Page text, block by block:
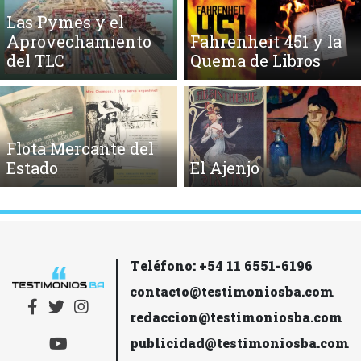
Las Pymes y el
Aprovechamiento
del TLC
Fahrenheit 451 y la
Quema de Libros
Flota Mercante del
Estado
El Ajenjo
Teléfono: +54 11 6551-6196
contacto@testimoniosba.com
redaccion@testimoniosba.com
publicidad@testimoniosba.com